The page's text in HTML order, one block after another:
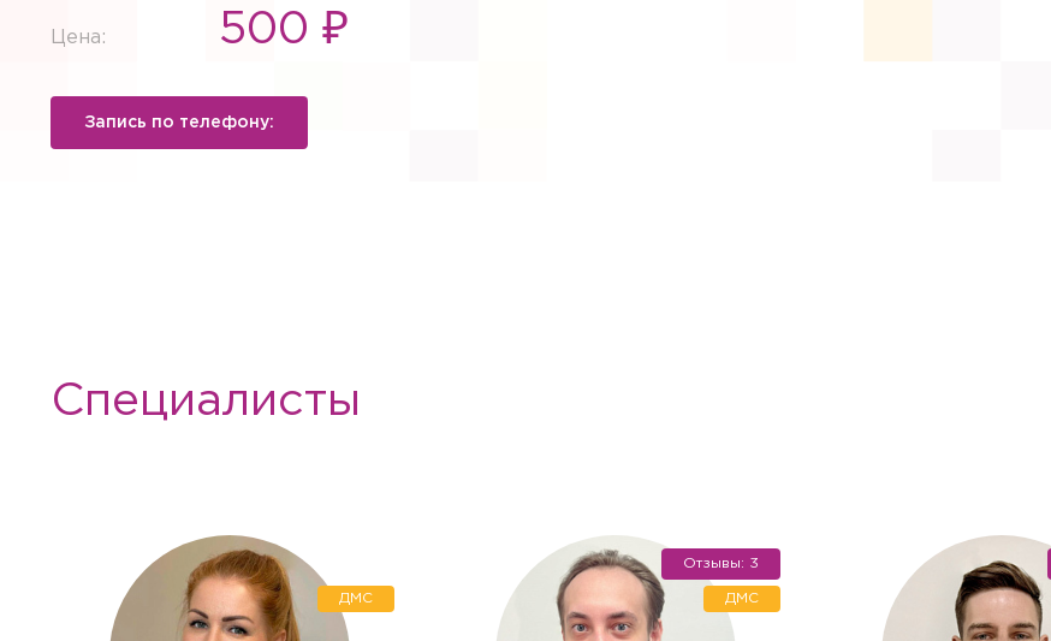
Цена: 500 ₽
Запись по телефону:
Специалисты
ДМС
Отзывы: 3
ДМС
Если Вам необходима медицинская помощь, но посетить клинику Вы не можете
необходимые услуги с выездом на дом или в офис.